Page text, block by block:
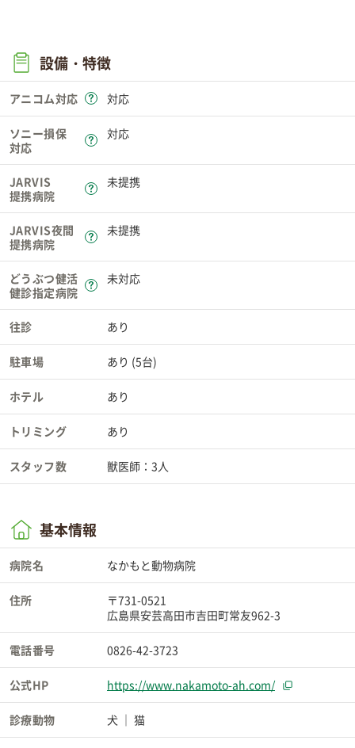
設備・特徴
アニコム対応 対応
ソニー損保
対応
対応
JARVIS
提携病院
未提携
JARVIS夜間
提携病院
未提携
どうぶつ健活
健診指定病院
未対応
往診 あり
駐車場 あり (5台)
ホテル あり
トリミング あり
スタッフ数 獣医師：3人
基本情報
病院名 なかもと動物病院
住所
〒731-0521
広島県安芸高田市吉田町常友962-3
電話番号 0826-42-3723
公式HP https://www.nakamoto-ah.com/
診療動物 犬 猫